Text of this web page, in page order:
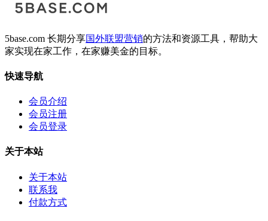
5base.com 长期分享国外联盟营销的方法和资源工具，帮助大
家实现在家工作，在家赚美金的目标。
快速导航
会员介绍
会员注册
会员登录
关于本站
关于本站
联系我
付款方式